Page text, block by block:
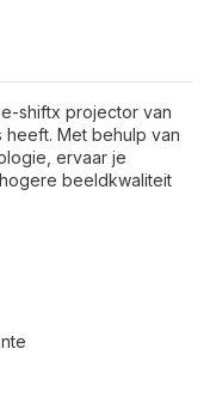
shiftx projector van
Met behulp van
ervaar je
beeldkwaliteit